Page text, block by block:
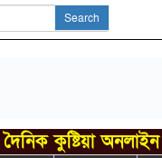
Search
কুষ্টিয়া অনলাইন